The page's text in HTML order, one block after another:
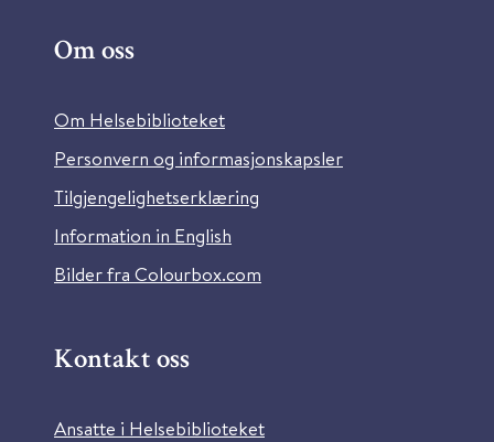
Om oss
Om Helsebiblioteket
Personvern og informasjonskapsler
Tilgjengelighetserklæring
Information in English
Bilder fra Colourbox.com
Kontakt oss
Ansatte i Helsebiblioteket